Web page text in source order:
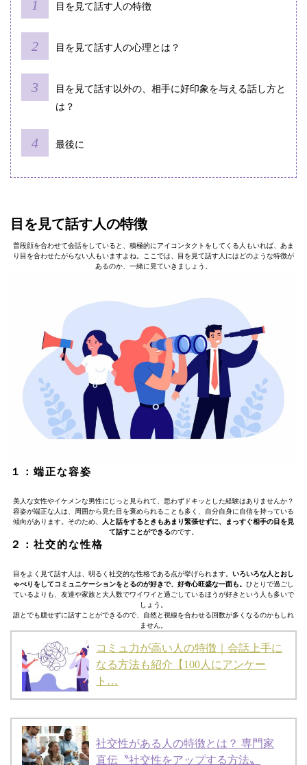
目を見て話す人の特徴
目を見て話す人の心理とは？
目を見て話す以外の、相手に好印象を与える話し方と
は？
最後に
目を見て話す人の特徴
普段顔を合わせて会話をしていると、積極的にアイコンタクトをしてくる人もいれば、あま
り目を合わせたがらない人もいますよね。ここでは、目を見て話す人にはどのような特徴が
あるのか、一緒に見ていきましょう。
１：端正な容姿
美人な女性やイケメンな男性にじっと見られて、思わずドキッとした経験はありませんか？
容姿が端正な人は、周囲から見た目を褒められることも多く、自分自身に自信を持っている
傾向があります。そのため、
人と話をするときもあまり緊張せずに、まっすぐ相手の目を見
て話すことができるのです。
２：社交的な性格
目をよく見て話す人は、明るく社交的な性格である点が挙げられます。 いろいろな人とおし
ゃべりをしてコミュニケーションをとるのが好きで、好奇心旺盛な一面も。 ひとりで過ごし
ているよりも、友達や家族と大人数でワイワイと過ごしているほうが好きという人も多いで
しょう。
誰とでも臆せずに話すことができるので、自然と視線を合わせる回数が多くなるのかもしれ
ません。
コミュ力が高い人の特徴｜会話上手に
なる方法も紹介【100人にアンケー
ト…
社交性がある人の特徴とは？ 専門家
直伝〝社交性をアップする方法〟